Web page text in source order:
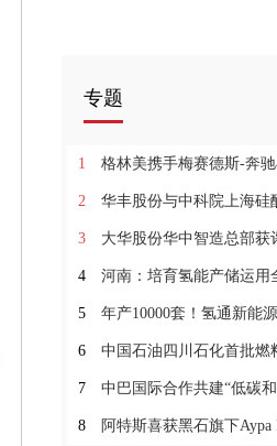
专题
1 格林美携手梅赛德斯-奔驰与宁德时代共建退役动力电
2 华丰股份与中科院上海硅酸盐研究所成立“新
3 大华股份华中智造总部获评2022年度优秀省
4 河南：培育氢能产储运用全产业链 示范推广
5 年产10000套！氢通新能源氢燃料电池制造项目落
6 中国石油四川石化首批燃料电池氢
7 中巴国际合作共建“低碳和氢冶金实
8 阿特斯喜获黑石旗下Aypa Power公司487 兆瓦